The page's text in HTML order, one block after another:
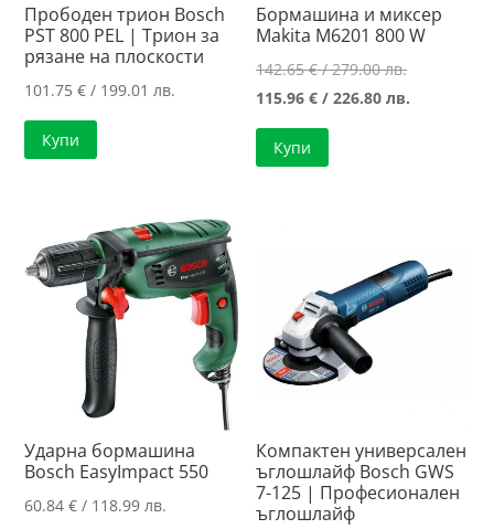
Прободен трион Bosch
PST 800 PEL | Трион за
рязане на плоскости
101.75€ / 199.01 лв.
Купи
Бормашина и миксер
Makita M6201 800 W
142.65€/ 279.00 лв.Original
price
115.96€ / 226.80 лв.
Купи
Ударна бормашина
Bosch EasyImpact 550
60.84€ / 118.99 лв.
Компактен универсален
ъглошлайф Bosch GWS
7-125 | Професионален
ъглошлайф